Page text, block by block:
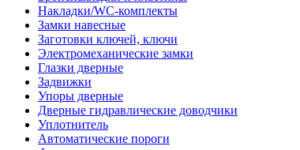
Накладки/WC-комплекты
Замки навесные
Заготовки ключей, ключи
Электромеханические замки
Глазки дверные
Задвижки
Упоры дверные
Дверные гидравлические доводчики
Уплотнитель
Автоматические пороги